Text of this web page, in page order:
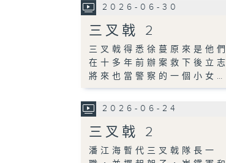
2026-06-30
三叉戟 2
三叉戟得悉徐蔓原來是他們
在十多年前辦案救下後立志
將來也當警察的一個小女…
2026-06-24
三叉戟 2
潘江海暫代三叉戟隊長一